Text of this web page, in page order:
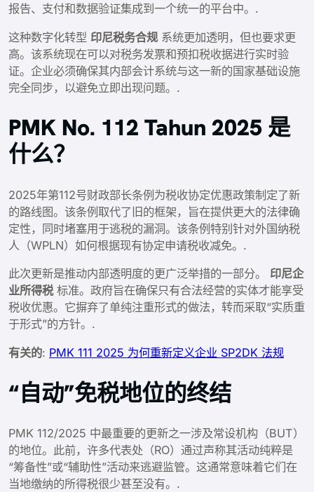
报告、支付和数据验证集成到一个统一的平台中。.
这种数字化转型 印尼税务合规系统更加透明，但也要求更
高。该系统现在可以对税务发票和预扣税收据进行实时验
证。企业必须确保其内部会计系统与这一新的国家基础设施
完全同步，以避免立即出现问题。.
PMK No. 112 Tahun 2025 是
什么？
2025年第112号财政部长条例为税收协定优惠政策制定了新
的路线图。该条例取代了旧的框架，旨在提供更大的法律确
定性，同时堵塞用于逃税的漏洞。该条例特别针对外国纳税
人（WPLN）如何根据现有协定申请税收减免。.
此次更新是推动内部透明度的更广泛举措的一部分。 印尼企
业所得税标准。政府旨在确保只有合法经营的实体才能享受
税收优惠。它摒弃了单纯注重形式的做法，转而采取“实质重
于形式”的方针。.
有关的: PMK 111 2025 为何重新定义企业 SP2DK 法规
“自动”免税地位的终结
PMK 112/2025 中最重要的更新之一涉及常设机构（BUT）
的地位。此前，许多代表处（RO）通过声称其活动纯粹是
“筹备性”或“辅助性”活动来逃避监管。这通常意味着它们在
当地缴纳的所得税很少甚至没有。.